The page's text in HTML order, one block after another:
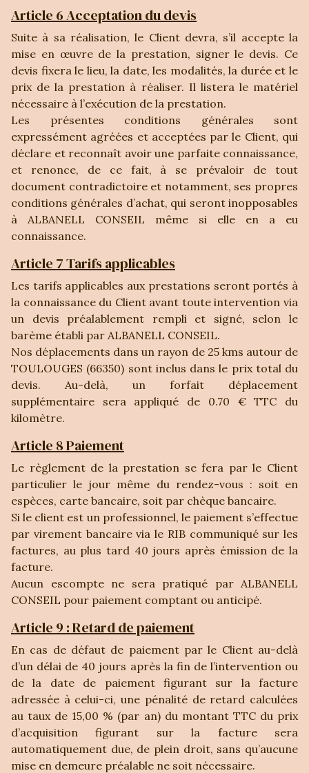
Article 6 Acceptation du devis
Suite à sa réalisation, le Client devra, s’il accepte la
mise en œuvre de la prestation, signer le devis. Ce
devis fixera le lieu, la date, les modalités, la durée et le
prix de la prestation à réaliser. Il listera le matériel
nécessaire à l’exécution de la prestation.
Les présentes conditions générales sont
expressément agréées et acceptées par le Client, qui
déclare et reconnaît avoir une parfaite connaissance,
et renonce, de ce fait, à se prévaloir de tout
document contradictoire et notamment, ses propres
conditions générales d’achat, qui seront inopposables
à ALBANELL CONSEIL même si elle en a eu
connaissance.
Article 7 Tarifs applicables
Les tarifs applicables aux prestations seront portés à
la connaissance du Client avant toute intervention via
un devis préalablement rempli et signé, selon le
barème établi par ALBANELL CONSEIL.
Nos déplacements dans un rayon de 25 kms autour de
TOULOUGES (66350) sont inclus dans le prix total du
devis. Au-delà, un forfait déplacement
supplémentaire sera appliqué de 0.70 € TTC du
kilomètre.
Article 8 Paiement
Le règlement de la prestation se fera par le Client
particulier le jour même du rendez-vous : soit en
espèces, carte bancaire, soit par chèque bancaire.
Si le client est un professionnel, le paiement s’effectue
par virement bancaire via le RIB communiqué sur les
factures, au plus tard 40 jours après émission de la
facture.
Aucun escompte ne sera pratiqué par ALBANELL
CONSEIL pour paiement comptant ou anticipé.
Article 9 : Retard de paiement
En cas de défaut de paiement par le Client au-delà
d’un délai de 40 jours après la fin de l’intervention ou
de la date de paiement figurant sur la facture
adressée à celui-ci, une pénalité de retard calculées
au taux de 15,00 % (par an) du montant TTC du prix
d’acquisition figurant sur la facture sera
automatiquement due, de plein droit, sans qu’aucune
mise en demeure préalable ne soit nécessaire.